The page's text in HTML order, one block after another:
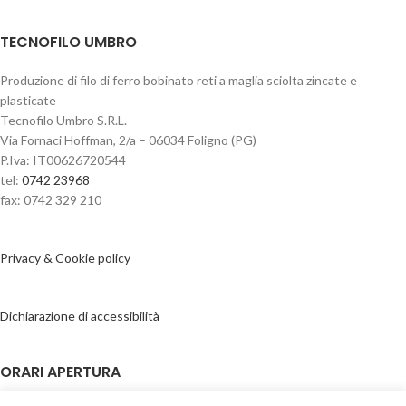
TECNOFILO UMBRO
Produzione di filo di ferro bobinato reti a maglia sciolta zincate e
plasticate
Tecnofilo Umbro S.R.L.
Via Fornaci Hoffman, 2/a – 06034 Foligno (PG)
P.Iva: IT00626720544
tel: 0742 23968
fax: 0742 329 210
Privacy & Cookie policy
Dichiarazione di accessibilità
ORARI APERTURA